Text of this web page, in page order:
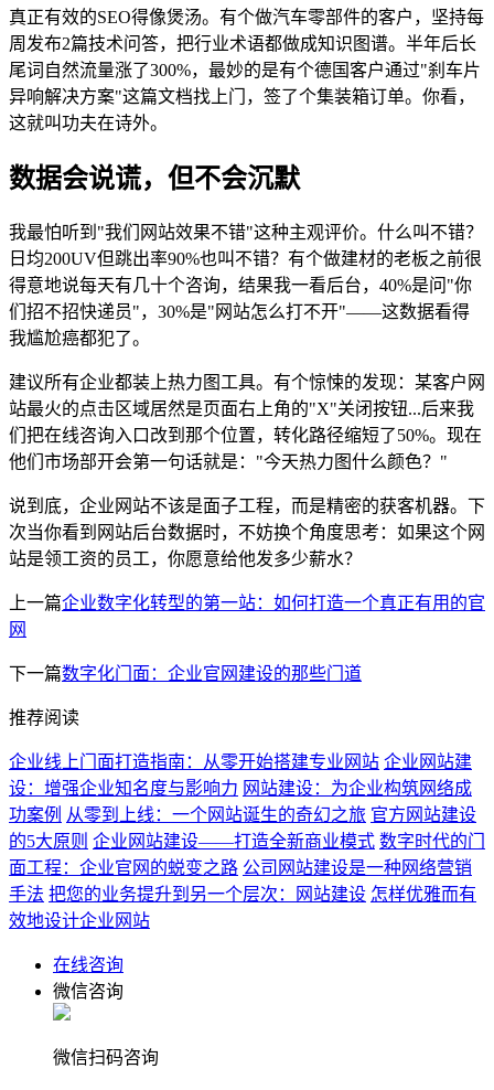
真正有效的SEO得像煲汤。有个做汽车零部件的客户，坚持每
周发布2篇技术问答，把行业术语都做成知识图谱。半年后长
尾词自然流量涨了300%，最妙的是有个德国客户通过"刹车片
异响解决方案"这篇文档找上门，签了个集装箱订单。你看，
这就叫功夫在诗外。
数据会说谎，但不会沉默
我最怕听到"我们网站效果不错"这种主观评价。什么叫不错？
日均200UV但跳出率90%也叫不错？有个做建材的老板之前很
得意地说每天有几十个咨询，结果我一看后台，40%是问"你
们招不招快递员"，30%是"网站怎么打不开"——这数据看得
我尴尬癌都犯了。
建议所有企业都装上热力图工具。有个惊悚的发现：某客户网
站最火的点击区域居然是页面右上角的"X"关闭按钮...后来我
们把在线咨询入口改到那个位置，转化路径缩短了50%。现在
他们市场部开会第一句话就是："今天热力图什么颜色？"
说到底，企业网站不该是面子工程，而是精密的获客机器。下
次当你看到网站后台数据时，不妨换个角度思考：如果这个网
站是领工资的员工，你愿意给他发多少薪水？
上一篇企业数字化转型的第一站：如何打造一个真正有用的官
网
下一篇数字化门面：企业官网建设的那些门道
推荐阅读
企业线上门面打造指南：从零开始搭建专业网站 企业网站建
设：增强企业知名度与影响力 网站建设：为企业构筑网络成
功案例 从零到上线：一个网站诞生的奇幻之旅 官方网站建设
的5大原则 企业网站建设——打造全新商业模式 数字时代的门
面工程：企业官网的蜕变之路 公司网站建设是一种网络营销
手法 把您的业务提升到另一个层次：网站建设 怎样优雅而有
效地设计企业网站
在线咨询
微信咨询
微信扫码咨询